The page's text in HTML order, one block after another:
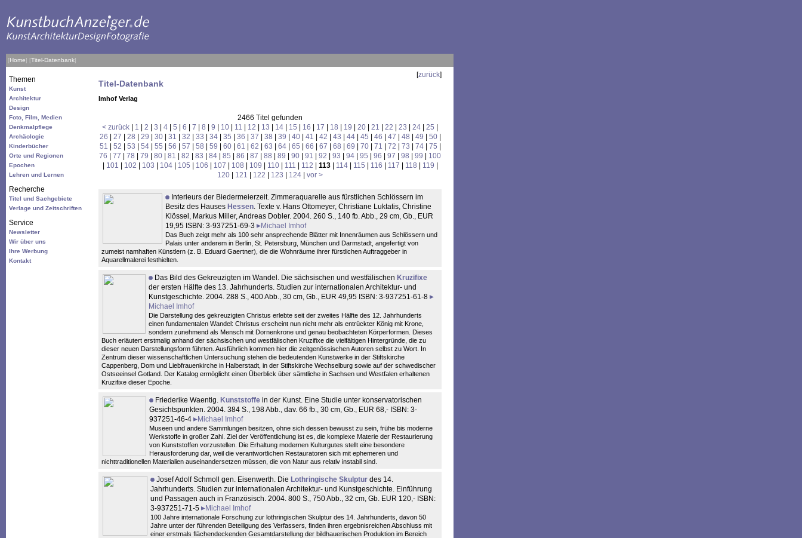
[Home] [Titel-Datenbank]
Themen
Kunst
Architektur
Design
Foto, Film, Medien
Denkmalpflege
Archäologie
Kinderbücher
Orte und Regionen
Epochen
Lehren und Lernen
Recherche
Titel und Sachgebiete
Verlage und Zeitschriften
Service
Newsletter
Wir über uns
Ihre Werbung
Kontakt
Titel-Datenbank
[zurück]
Imhof Verlag
2466 Titel gefunden
< zurück
1 2 3 4 5 6 7 8 9 10 11 12 13 14 15 16 17 18 19 20 21 22 23 24 25
26
27 28 29 30| 31 32 33 34| 35 36 37 38 39 40| 41 42 43 44| 45 46 47 48 49 50|
51
52 53 54| 55 56 57 58 59 60| 61 62 63 64| 65 66 67 68 69 70| 71 72 73 74| 75
76
77 78 79 80 81 82 83 84 85 86 87 88 89 90 91 92 93 94 95 96 97 98 99
100
101 102 103 104| 105 106 107 108 109 110| 111 112 113| 114| 115 116 117 118 119
120
121 122 123 124 vor >
Interieurs der Biedermeierzeit. Zimmeraquarelle aus fürstlichen Schlössern im
Besitz des Hauses Hessen. Texte v. Hans Ottomeyer, Christiane Luktatis, Christine
Klössel, Markus Miller, Andreas Dobler. 2004. 260 S., 140 fb. Abb., 29 cm, Gb., EUR
19,95 ISBN: 3-937251-69-3
Michael Imhof
Das Buch zeigt mehr als 100 sehr ansprechende Blätter mit Innenräumen aus Schlössern und
Palais unter anderem in Berlin, St. Petersburg, München und Darmstadt, angefertigt von
zumeist namhaften Künstlern (z. B. Eduard Gaertner), die die Wohnräume ihrer fürstlichen Auftraggeber in
Aquarellmalerei festhielten.
Das Bild des Gekreuzigten im Wandel. Die sächsischen und westfälischen Kruzifixe
der ersten Hälfte des 13. Jahrhunderts. Studien zur internationalen Architektur- und
Kunstgeschichte. 2004. 288 S., 400 Abb., 30 cm, Gb., EUR 49,95 ISBN: 3-937251-61-8
Michael Imhof
Die Darstellung des gekreuzigten Christus erlebte seit der zweites Hälfte des 12. Jahrhunderts
einen fundamentalen Wandel: Christus erscheint nun nicht mehr als entrückter König mit Krone,
sondern zunehmend als Mensch mit Dornenkrone und genau beobachteten Körperformen. Dieses
Buch erläutert erstmalig anhand der sächsischen und westfälischen Kruzifixe die vielfältigen Hintergründe, die zu
dieser neuen Darstellungsform führten. Ausführlich kommen hier die zeitgenössischen Autoren selbst zu Wort. In
Zentrum dieser wissenschaftlichen Untersuchung stehen die bedeutenden Kunstwerke in der Stiftskirche
Cappenberg, Dom und Liebfrauenkirche in Halberstadt, in der Stiftskirche Wechselburg sowie auf der schwedischer
Ostseeinsel Gotland. Der Katalog ermöglicht einen Überblick über sämtliche in Sachsen und Westfalen erhaltenen
Kruzifixe dieser Epoche.
Friederike Waentig. Kunststoffe in der Kunst. Eine Studie unter konservatorischen
Gesichtspunkten. 2004. 384 S., 198 Abb., dav. 66 fb., 30 cm, Gb., EUR 68,- ISBN: 3-
937251-46-4
Michael Imhof
Museen und andere Sammlungen besitzen, ohne sich dessen bewusst zu sein, frühe bis moderne
Werkstoffe in großer Zahl. Ziel der Veröffentlichung ist es, die komplexe Materie der Restaurierung
von Kunststoffen vorzustellen. Die Erhaltung modernen Kulturgutes stellt eine besondere
Herausforderung dar, weil die verantwortlichen Restauratoren sich mit ephemeren und
nichttraditionellen Materialien auseinandersetzen müssen, die von Natur aus relativ instabil sind.
Josef Adolf Schmoll gen. Eisenwerth. Die Lothringische Skulptur des 14.
Jahrhunderts. Studien zur internationalen Architektur- und Kunstgeschichte. Einführung
und Passagen auch in Französisch. 2004. 800 S., 750 Abb., 32 cm, Gb. EUR 120,- ISBN:
3-937251-71-5
Michael Imhof
100 Jahre internationale Forschung zur lothringischen Skulptur des 14. Jahrhunderts, davon 50
Jahre unter der führenden Beteiligung des Verfassers, finden ihren ergebnisreichen Abschluss mit
einer erstmals flächendeckenden Gesamtdarstellung der bildhauerischen Produktion im Bereich